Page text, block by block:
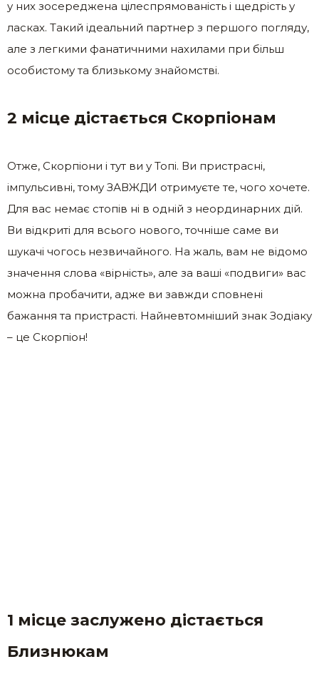
у них зосереджена цілеспрямованість і щедрість у
ласках. Такий ідеальний партнер з першого погляду,
але з легкими фанатичними нахилами при більш
особистому та близькому знайомстві.
2 місце дістається Скорпіонам
Отже, Скорпіони і тут ви у Топі. Ви пристрасні,
імпульсивні, тому ЗАВЖДИ отримуєте те, чого хочете.
Для вас немає стопів ні в одній з неординарних дій.
Ви відкриті для всього нового, точніше саме ви
шукачі чогось незвичайного. На жаль, вам не відомо
значення слова «вірність», але за ваші «подвиги» вас
можна пробачити, адже ви завжди сповнені
бажання та пристрасті. Найневтомніший знак Зодіаку
– це Скорпіон!
1 місце заслужено дістається
Близнюкам